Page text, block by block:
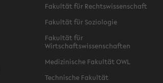
Fakultät für Rechtswissenschaft
Fakultät für Soziologie
Fakultät für
Wirtschaftswissenschaften
Medizinische Fakultät OWL
Technische Fakultät